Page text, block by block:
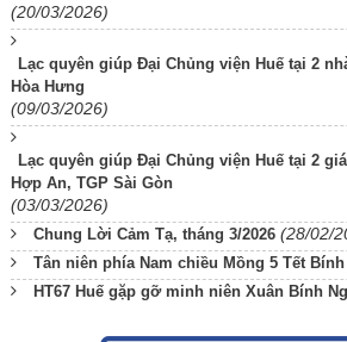
(20/03/2026)
Lạc quyên giúp Đại Chủng viện Huế tại 2
Hòa Hưng
(09/03/2026)
Lạc quyên giúp Đại Chủng viện Huế tại 2
Hợp An, TGP Sài Gòn
(03/03/2026)
Chung Lời Cảm Tạ, tháng 3/2026 (28/02/
Tân niên phía Nam chiều Mồng 5 Tết
HT67 Huế gặp gỡ minh niên Xuân Bính